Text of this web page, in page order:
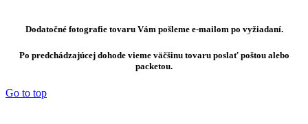
Dodatočné fotografie tovaru Vám pošleme e-mailom po vyžiadaní.
Po predchádzajúcej dohode vieme väčšinu tovaru poslať poštou alebo
packetou.
Go to top